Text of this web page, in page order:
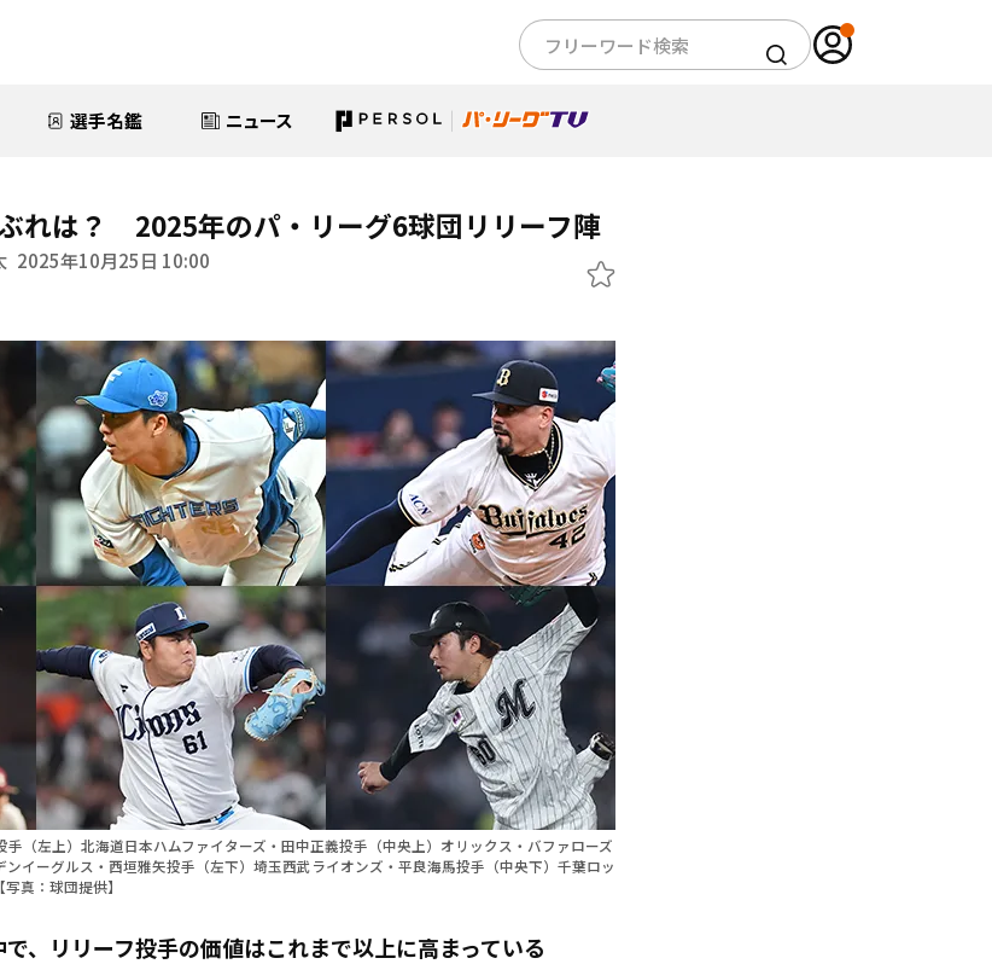
選手名鑑 ニュース
れは？ 2025年のパ・リーグ6球団リリーフ陣
2025年10月25日 10:00
（左上）北海道日本ハムファイターズ・田中正義投手（中央上）オリックス・バファローズ
イーグルス・西垣雅矢投手（左下）埼玉西武ライオンズ・平良海馬投手（中央下）千葉ロッ
真：球団提供】
、リリーフ投手の価値はこれまで以上に高まっている